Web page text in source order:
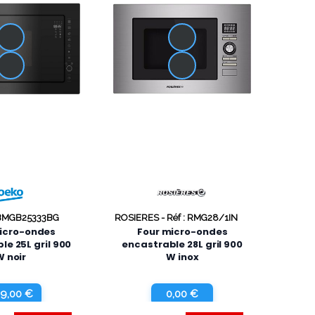
ondes
25L gril 900
noir
€
ROSIERES - Réf : RMG28/1IN
Four micro-ondes
encastrable 28L gril 900
W inox
0,00 €